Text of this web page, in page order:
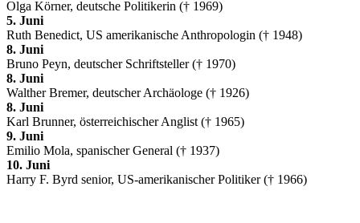
Olga Körner, deutsche Politikerin († 1969)
5. Juni
Ruth Benedict, US amerikanische Anthropologin († 1948)
8. Juni
Bruno Peyn, deutscher Schriftsteller († 1970)
8. Juni
Walther Bremer, deutscher Archäologe († 1926)
8. Juni
Karl Brunner, österreichischer Anglist († 1965)
9. Juni
Emilio Mola, spanischer General († 1937)
10. Juni
Harry F. Byrd senior, US-amerikanischer Politiker († 1966)